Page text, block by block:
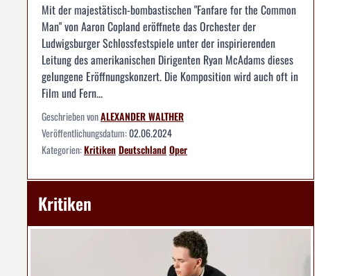
Mit der majestätisch-bombastischen "Fanfare for the Common
Man" von Aaron Copland eröffnete das Orchester der
Ludwigsburger Schlossfestspiele unter der inspirierenden
Leitung des amerikanischen Dirigenten Ryan McAdams dieses
gelungene Eröffnungskonzert. Die Komposition wird auch oft in
Film und Fern...
Geschrieben vonALEXANDER WALTHER
Veröffentlichungsdatum:02.06.2024
Kategorien:KritikenDeutschlandOper
Kritiken